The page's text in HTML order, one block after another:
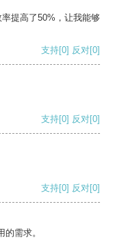
提高了50%，让我能够
支持[0] 反对[0]
支持[0] 反对[0]
支持[0] 反对[0]
需求。